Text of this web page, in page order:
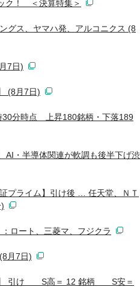
ク！ ＜決算特集＞
グス、ヤマハ発、アルコニクス (8
7日)
(8月7日)
30分時点 上昇180銘柄・下落189
AI・半導体関連が軟調も後半下げ渋
プライム】引け後 … 任天堂、ＮＴ
ロート、三菱マ、フジクラ
月7日)
】 引け S高＝ 12 銘柄 S安＝